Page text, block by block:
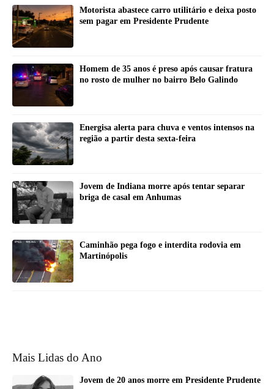
Motorista abastece carro utilitário e deixa posto
sem pagar em Presidente Prudente
Homem de 35 anos é preso após causar fratura
no rosto de mulher no bairro Belo Galindo
Energisa alerta para chuva e ventos intensos na
região a partir desta sexta-feira
Jovem de Indiana morre após tentar separar
briga de casal em Anhumas
Caminhão pega fogo e interdita rodovia em
Martinópolis
Mais Lidas do Ano
Jovem de 20 anos morre em Presidente Prudente